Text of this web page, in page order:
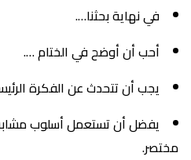
في نهاية بحثنا….
أحب أن أوضح في الختام ….
يجب أن تتحدث عن الفكرة
يفضل أن تستعمل أسلوب
مختصر.